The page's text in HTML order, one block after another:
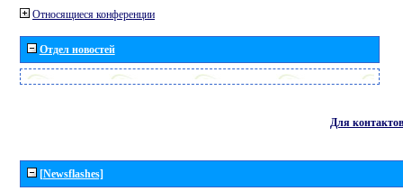
Относящиеся конференции
Отдел новостей
Для контактов
[Newsflashes]